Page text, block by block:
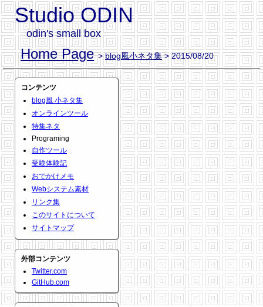
Studio ODIN
odin's small box
Home Page >blog風小ネタ集> 2015/08/20
コンテンツ
blog風 小ネタ集
オンラインツール
特集ネタ
Programing
自作ツール
受験体験記
おでかけメモ
Webシステム素材
リンク集
このサイトについて
サイトマップ
外部コンテンツ
Twitter.com
GitHub.com